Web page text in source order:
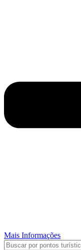
Mais Informações